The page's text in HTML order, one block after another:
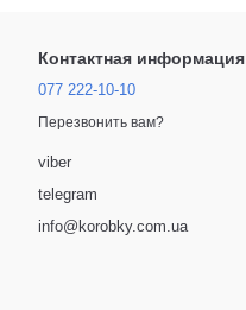
Контактная информация
077 222-10-10
Перезвонить вам?
viber
telegram
info@korobky.com.ua